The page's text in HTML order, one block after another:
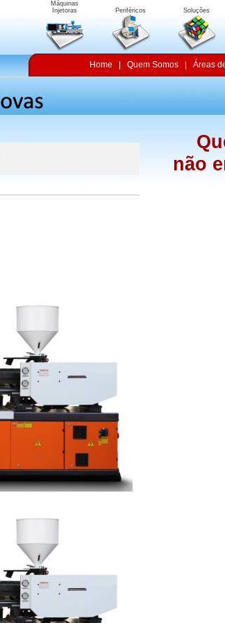
Máquinas
Injetoras
Periféricos Soluções
Home Quem Somos Áreas
não